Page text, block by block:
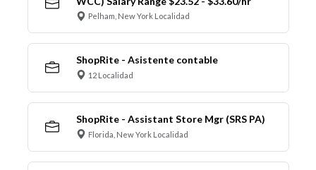
Pelham, New York Localidad
ShopRite - Asistente contable
12 Localidad
ShopRite - Assistant Store Mgr (SRS PA)
Florida, New York Localidad